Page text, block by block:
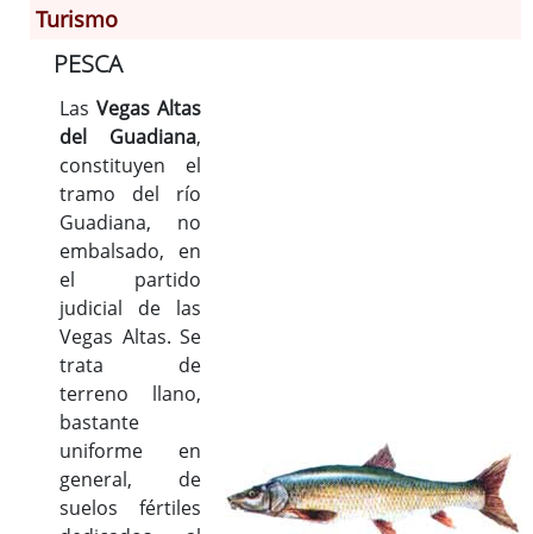
Información General
Historia
Monumentos
Gastronomía
Fiestas
Turismo
Población
Archivo Municipal
Corporación
Correo-e gratis
Códigos para FACe
Turismo
PESCA
Las Vegas Altas
del Guadiana,
constituyen el
tramo del río
Guadiana, no
embalsado, en
el partido
judicial de las
Vegas Altas. Se
trata de
terreno llano,
bastante
uniforme en
general, de
suelos fértiles